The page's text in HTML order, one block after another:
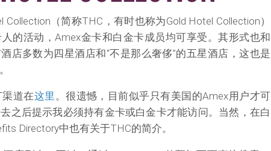
（简称THC，有时也称为Gold Hotel Collection）
的活动，Amex金卡和白金卡成员均可享受。其形式也和
店多数为四星酒店和“不是那么奢侈”的五星酒店，这也是
道在这里 。很遗憾，目前似乎只有美国的Amex用户才可
之后提示我必须持有金卡或白金卡才能访问。当然，在白
Directory中也有关于THC的简介。